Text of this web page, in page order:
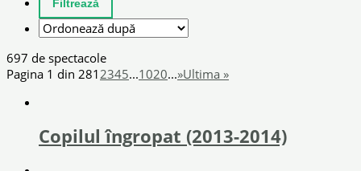
697 de spectacole
Pagina 1 din 281 2345...1020...»Ultima »
Copilul îngropat (2013-2014)